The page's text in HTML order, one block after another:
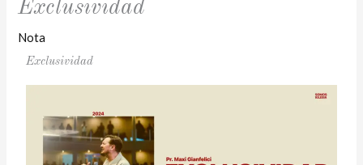
Exclusividad
Nota
Exclusividad